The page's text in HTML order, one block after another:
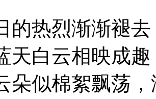
的热烈渐渐褪
天白云相映成
朵似棉絮飘荡